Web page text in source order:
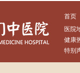
首页
医院
健康
特别